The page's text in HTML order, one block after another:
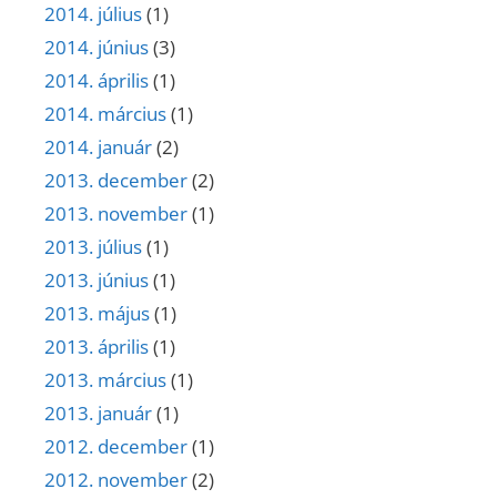
2014. július(1)
2014. június(3)
2014. április(1)
2014. március(1)
2014. január(2)
2013. december(2)
2013. november(1)
2013. július(1)
2013. június(1)
2013. május(1)
2013. április(1)
2013. március(1)
2013. január(1)
2012. december(1)
2012. november(2)